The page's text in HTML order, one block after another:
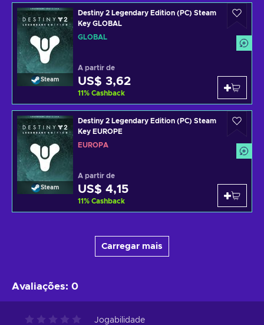
Steam
Destiny 2 Legendary Edition (PC) Steam
Key GLOBAL
GLOBAL
A partir de
US$ 3,62
11% Cashback
Steam
Destiny 2 Legendary Edition (PC) Steam
Key EUROPE
EUROPA
A partir de
US$ 4,15
11% Cashback
Carregar mais
Avaliações: 0
Jogabilidade